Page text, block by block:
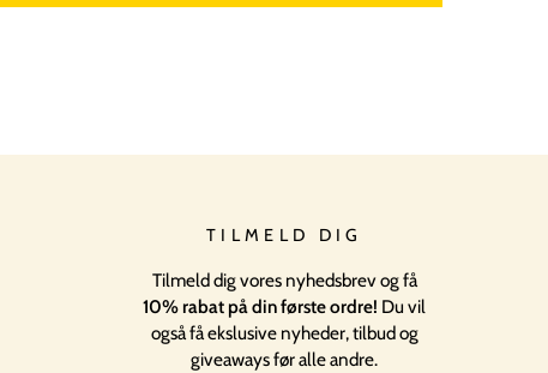
TILMELD DIG
Tilmeld dig vores nyhedsbrev og få
10% rabat på din første ordre! Du vil
også få ekslusive nyheder, tilbud og
giveaways før alle andre.